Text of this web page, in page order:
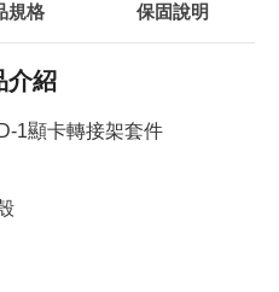
規格 保固說明
介紹
1顯卡轉接架套件